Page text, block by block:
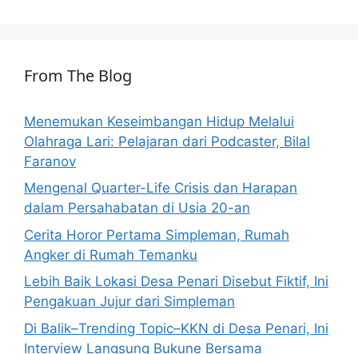
From The Blog
Menemukan Keseimbangan Hidup Melalui
Olahraga Lari: Pelajaran dari Podcaster, Bilal
Faranov
Mengenal Quarter-Life Crisis dan Harapan
dalam Persahabatan di Usia 20-an
Cerita Horor Pertama Simpleman, Rumah
Angker di Rumah Temanku
Lebih Baik Lokasi Desa Penari Disebut Fiktif, Ini
Pengakuan Jujur dari Simpleman
Di Balik–Trending Topic–KKN di Desa Penari, Ini
Interview Langsung Bukune Bersama